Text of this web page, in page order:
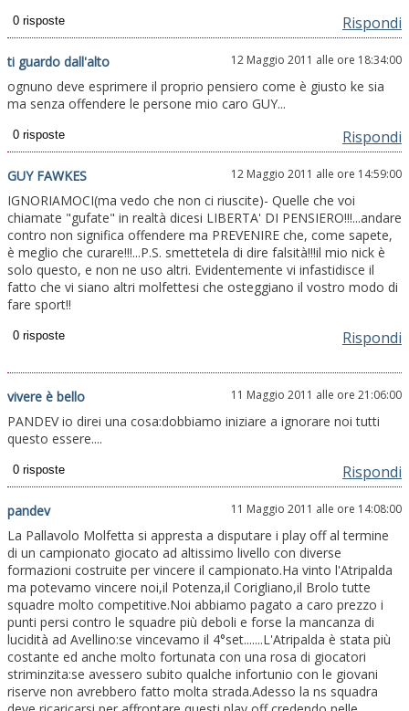
Rispondi
ti guardo dall'alto 12 Maggio 2011 alle ore 18:34:00
ognuno deve esprimere il proprio pensiero come è giusto ke sia
ma senza offendere le persone mio caro GUY...
Rispondi
GUY FAWKES 12 Maggio 2011 alle ore 14:59:00
IGNORIAMOCI(ma vedo che non ci riuscite)- Quelle che voi
chiamate "gufate" in realtà dicesi LIBERTA' DI PENSIERO!!!...andare
contro non significa offendere ma PREVENIRE che, come sapete,
è meglio che curare!!!...P.S. smettetela di dire falsità!!!il mio nick è
solo questo, e non ne uso altri. Evidentemente vi infastidisce il
fatto che vi siano altri molfettesi che osteggiano il vostro modo di
fare sport!!
Rispondi
vivere è bello 11 Maggio 2011 alle ore 21:06:00
PANDEV io direi una cosa:dobbiamo iniziare a ignorare noi tutti
questo essere....
Rispondi
pandev 11 Maggio 2011 alle ore 14:08:00
La Pallavolo Molfetta si appresta a disputare i play off al termine
di un campionato giocato ad altissimo livello con diverse
formazioni costruite per vincere il campionato.Ha vinto l'Atripalda
ma potevamo vincere noi,il Potenza,il Corigliano,il Brolo tutte
squadre molto competitive.Noi abbiamo pagato a caro prezzo i
punti persi contro le squadre più deboli e forse la mancanza di
lucidità ad Avellino:se vincevamo il 4°set.......L'Atripalda è stata più
costante ed anche molto fortunata con una rosa di giocatori
striminzita:se avessero subito qualche infortunio con le giovani
riserve non avrebbero fatto molta strada.Adesso la ns squadra